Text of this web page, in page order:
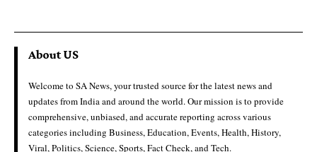
About US
Welcome to SA News, your trusted source for the latest news and
updates from India and around the world. Our mission is to provide
comprehensive, unbiased, and accurate reporting across various
categories including Business, Education, Events, Health, History,
Viral, Politics, Science, Sports, Fact Check, and Tech.